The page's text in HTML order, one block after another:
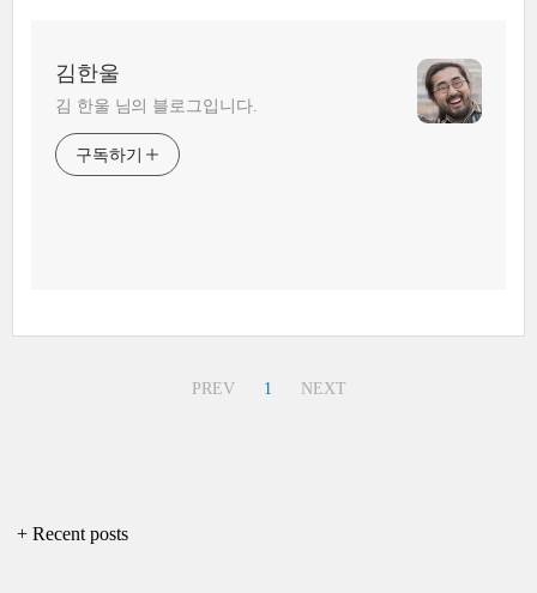
김한울
김 한울 님의 블로그입니다.
구독하기
PREV 1 NEXT
+ Recent posts